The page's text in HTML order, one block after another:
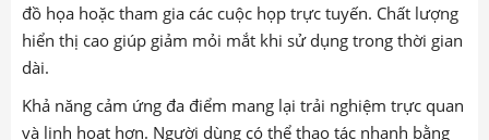
đồ họa hoặc tham gia các cuộc họp trực tuyến. Chất lượng
hiển thị cao giúp giảm mỏi mắt khi sử dụng trong thời gian
dài.
Khả năng cảm ứng đa điểm mang lại trải nghiệm trực quan
và linh hoạt hơn. Người dùng có thể thao tác nhanh bằng